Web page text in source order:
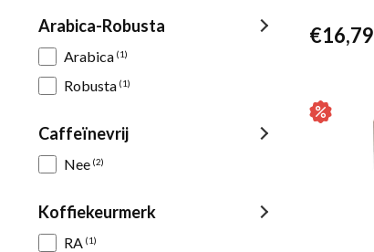
Arabica-Robusta
Arabica (1)
Robusta (1)
Caffeïnevrij
Nee (2)
Koffiekeurmerk
RA (1)
€16,79